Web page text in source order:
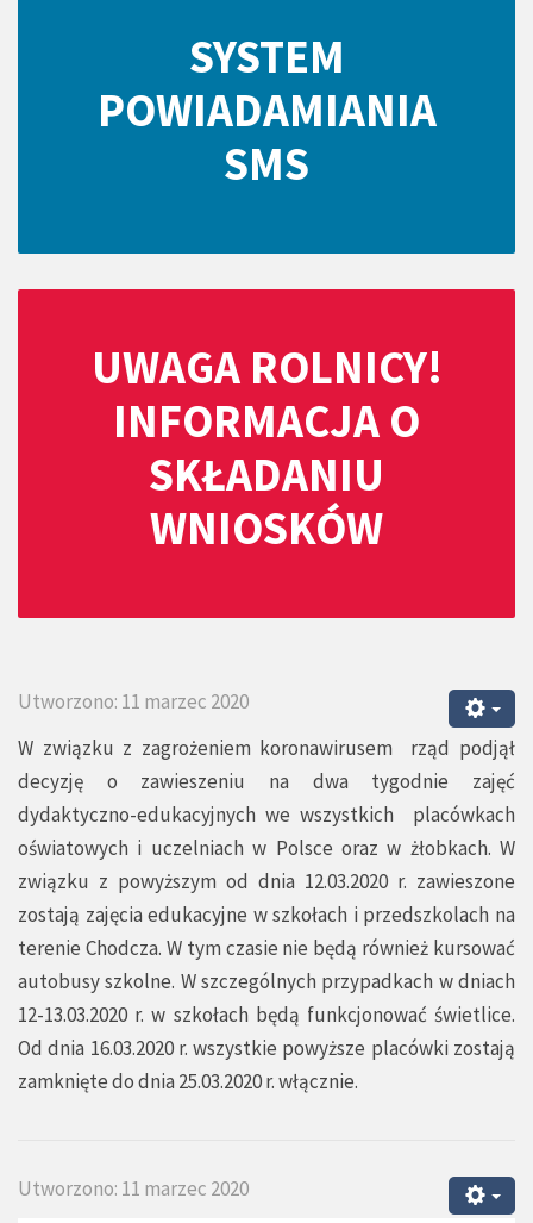
SYSTEM
POWIADAMIANIA
SMS
UWAGA ROLNICY!
INFORMACJA O
SKŁADANIU
WNIOSKÓW
Utworzono: 11 marzec 2020
W związku z zagrożeniem koronawirusem rząd podjął
decyzję o zawieszeniu na dwa tygodnie zajęć
dydaktyczno-edukacyjnych we wszystkich placówkach
oświatowych i uczelniach w Polsce oraz w żłobkach. W
związku z powyższym od dnia 12.03.2020 r. zawieszone
zostają zajęcia edukacyjne w szkołach i przedszkolach na
terenie Chodcza. W tym czasie nie będą również kursować
autobusy szkolne. W szczególnych przypadkach w dniach
12-13.03.2020 r. w szkołach będą funkcjonować świetlice.
Od dnia 16.03.2020 r. wszystkie powyższe placówki zostają
zamknięte do dnia 25.03.2020 r. włącznie.
Utworzono: 11 marzec 2020